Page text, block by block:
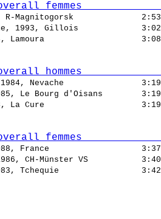
femmes
R-Magnitogorsk
Anne, 1993, Gillois
1964, Lamoura
hommes
1984, Nevache
1985, Le Bourg d'Oisans
1988, La Cure
femmes
1988, France
1986, CH-Münster VS
1983, Tchequie